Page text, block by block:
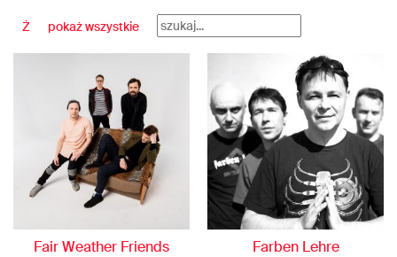
Ż pokaż wszystkie
Fair Weather Friends Farben Lehre